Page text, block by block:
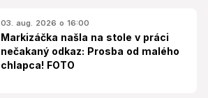
03. aug. 2026 o 16:00
Markizáčka našla na stole v práci
nečakaný odkaz: Prosba od malého
chlapca! FOTO